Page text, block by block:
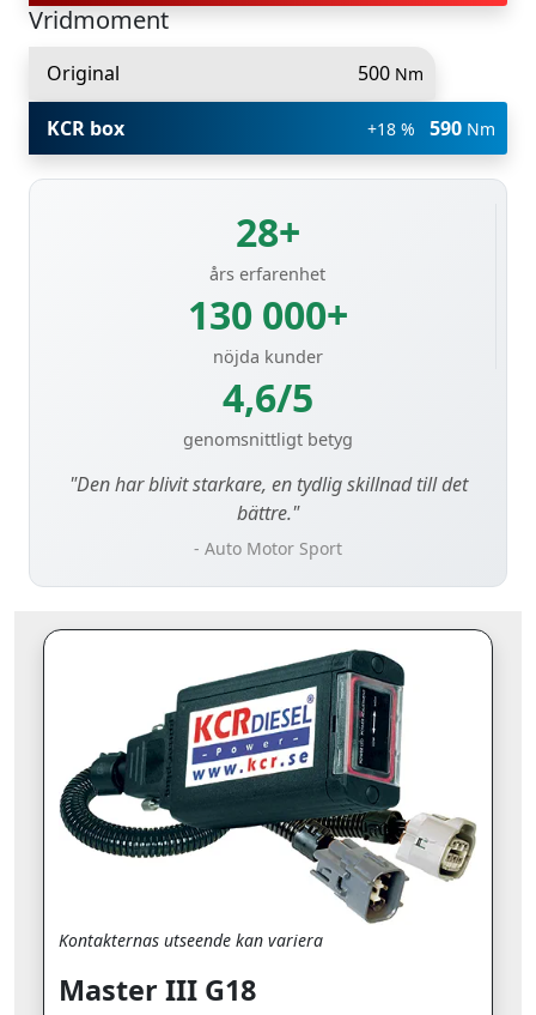
Vridmoment
Original 500 Nm
KCR box +18 % 590 Nm
28+
års erfarenhet
130 000+
nöjda kunder
4,6/5
genomsnittligt betyg
"Den har blivit starkare, en tydlig skillnad till det
bättre."
- Auto Motor Sport
Kontakternas utseende kan variera
Master III G18